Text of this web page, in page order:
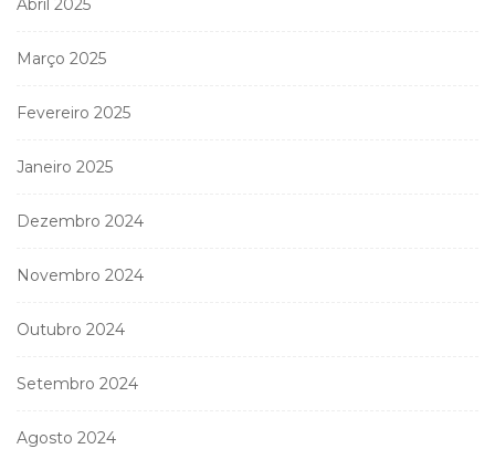
Abril 2025
Março 2025
Fevereiro 2025
Janeiro 2025
Dezembro 2024
Novembro 2024
Outubro 2024
Setembro 2024
Agosto 2024